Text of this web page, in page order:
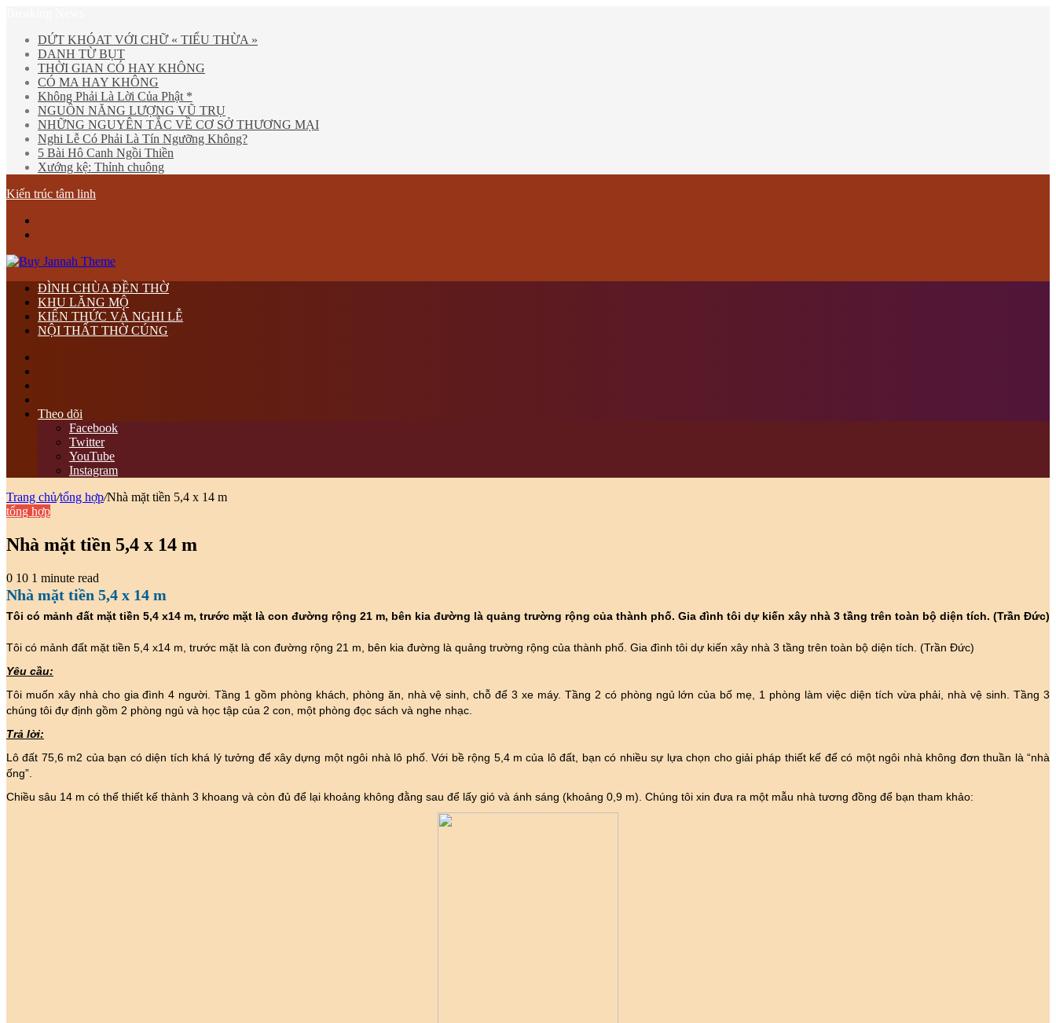
DỨT KHÓAT VỚI CHỮ « TIỂU THỪA »
DANH TỪ BỤT
THỜI GIAN CÓ HAY KHÔNG
CÓ MA HAY KHÔNG
Không Phải Là Lời Của Phật *
NGUỒN NĂNG LƯỢNG VŨ TRỤ
NHỮNG NGUYÊN TẮC VỀ CƠ SỞ THƯƠNG MẠI
Nghi Lễ Có Phải Là Tín Ngưỡng Không?
5 Bài Hô Canh Ngồi Thiền
Xướng kệ: Thỉnh chuông
Kiến trúc tâm linh
ĐÌNH CHÙA ĐỀN THỜ
KHU LĂNG MỘ
KIẾN THỨC VÀ NGHI LỄ
NỘI THẤT THỜ CÚNG
viết
ngẫu
nhiên
Theo dõi
Facebook
Twitter
YouTube
Instagram
Trang chủ/tổng hợp/Nhà mặt tiền 5,4 x 14 m
tổng hợp
Nhà mặt tiền 5,4 x 14 m
0 10 1 minute read
Nhà mặt tiền 5,4 x 14 m
Tôi có mảnh đất mặt tiền 5,4 x14 m, trước mặt là con đường rộng 21 m, bên kia đường là quảng trường rộng của thành phố. Gia đình tôi dự kiến xây nhà 3 tầng trên toàn bộ diện tích. (Trần Đức)
Tôi có mảnh đất mặt tiền 5,4 x14 m, trước mặt là con đường rộng 21 m, bên kia đường là quảng trường rộng của thành phố. Gia đình tôi dự kiến xây nhà 3 tầng trên toàn bộ diện tích. (Trần Đức)
Yêu cầu:
Tôi muốn xây nhà cho gia đình 4 người. Tầng 1 gồm phòng khách, phòng ăn, nhà vệ sinh, chỗ để 3 xe máy. Tầng 2 có phòng ngủ lớn của bố mẹ, 1 phòng làm việc diện tích vừa phải, nhà vệ sinh. Tầng 3
chúng tôi đự định gồm 2 phòng ngủ và học tập của 2 con, một phòng đọc sách và nghe nhạc.
Trả lời:
Lô đất 75,6 m2 của bạn có diện tích khá lý tưởng để xây dựng một ngôi nhà lô phố. Với bề rộng 5,4 m của lô đất, bạn có nhiều sự lựa chọn cho giải pháp thiết kế để có một ngôi nhà không đơn thuần là “nhà
ống”.
Chiều sâu 14 m có thể thiết kế thành 3 khoang và còn đủ để lại khoảng không đằng sau để lấy gió và ánh sáng (khoảng 0,9 m). Chúng tôi xin đưa ra một mẫu nhà tương đồng để bạn tham khảo: